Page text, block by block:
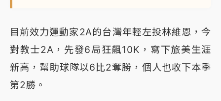
目前效力運動家2A的台灣年輕左投林維恩，今
對教士2A，先發6局狂飆10K，寫下旅美生涯
新高，幫助球隊以6比2奪勝，個人也收下本季
第2勝。